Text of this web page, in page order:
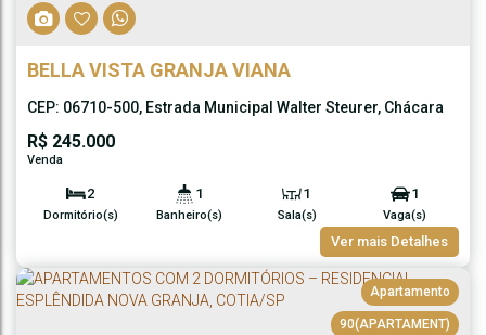
BELLA VISTA GRANJA VIANA
R$ 245.000
CEP: 06710-500, Estrada Municipal Walter Steurer, Chácara
2
Dormitório(s)
1
Banheiro(s)
1
Sala(s)
1
Vaga(s)
Ver mais Detalhes
90(APARTAMENT)
Apartamento